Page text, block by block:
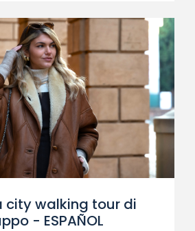
city walking tour di
- ESPAÑOL